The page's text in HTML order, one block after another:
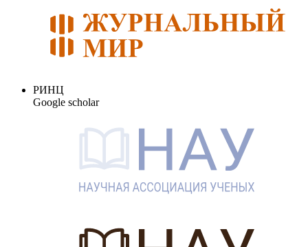
РИНЦ
Google scholar